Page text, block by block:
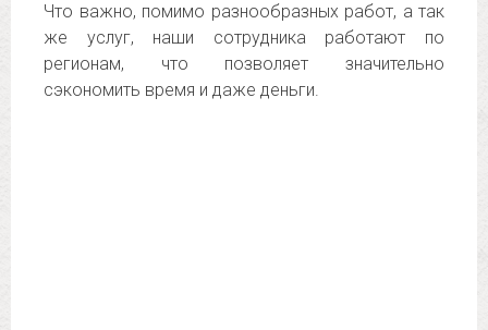
Что важно, помимо разнообразных работ, а так
же услуг, наши сотрудника работают по
регионам, что позволяет значительно
сэкономить время и даже деньги.